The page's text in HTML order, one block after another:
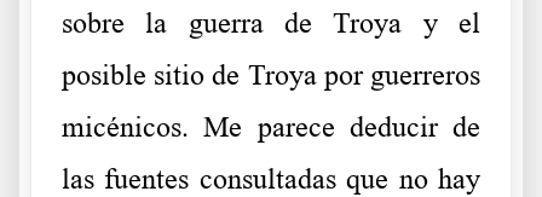
sobre la guerra de Troya y el
posible sitio de Troya por guerreros
micénicos. Me parece deducir de
las fuentes consultadas que no hay